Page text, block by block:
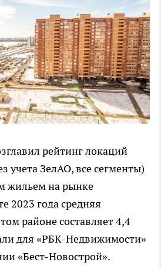
рейтинг локаций
учета ЗелАО, все сегменты)
жильем на рынке
2023 года средняя
районе составляет 4,4
для «РБК-Недвижимости»
«Бест-Новострой».